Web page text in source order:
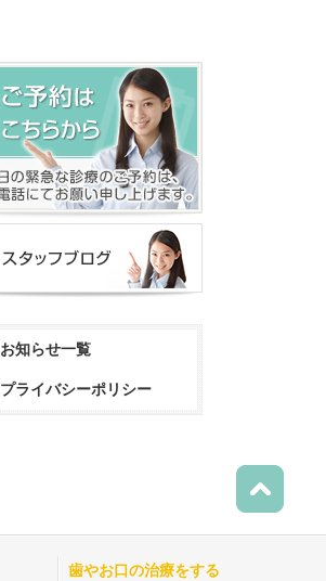
お知らせ一覧
プライバシーポリシー
歯やお口の治療をする